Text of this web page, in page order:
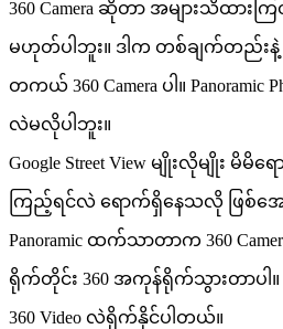
360 Camera ဆိုတာ အများသိထားကြ
မဟုတ်ပါဘူး။ ဒါက တစ်ချက်တည်
တကယ် 360 Camera ပါ။
လဲမလိုပါဘူး။
Google Street View မျိုးလိုမျိုး မိ
ကြည့်ရင်လဲ ရောက်ရှိနေသလို ဖြစ်အေ
Panoramic ထက်သာတာက 360
ရိုက်တိုင်း 360 အကုန်ရိုက်သွားတာပါ။
360 Video လဲရိုက်နိုင်ပါတယ်။